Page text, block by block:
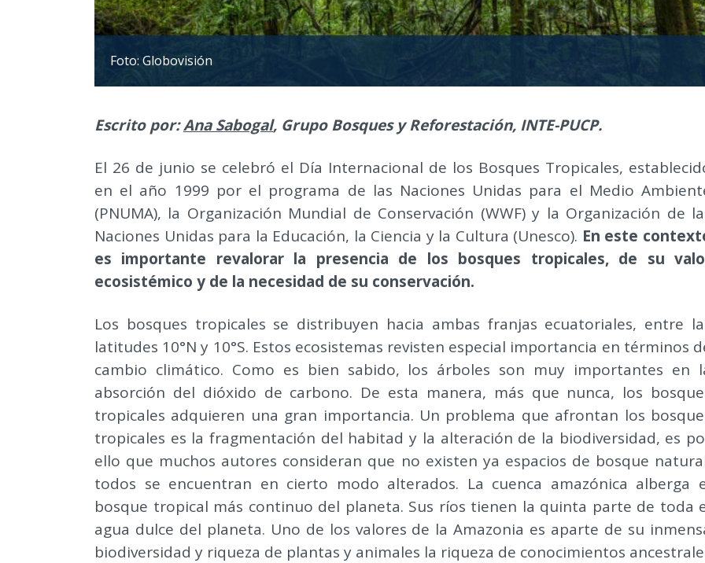
Foto: Globovisión
Escrito por:Ana Sabogal, Grupo Bosques y Reforestación, INTE-PUCP.
El 26 de junio se celebró el Día Internacional de los Bosques Tropicales,
en el año 1999 por el programa de las Naciones Unidas para el Medio
(PNUMA), la Organización Mundial de Conservación (WWF) y la Organización de
Naciones Unidas para la Educación, la Ciencia y la Cultura (Unesco). En este
es importante revalorar la presencia de los bosques tropicales, de su
ecosistémico y de la necesidad de su conservación.
Los bosques tropicales se distribuyen hacia ambas franjas ecuatoriales, entre
latitudes 10°N y 10°S. Estos ecosistemas revisten especial importancia en términos
cambio climático. Como es bien sabido, los árboles son muy importantes en
absorción del dióxido de carbono. De esta manera, más que nunca, los
tropicales adquieren una gran importancia. Un problema que afrontan los
tropicales es la fragmentación del habitad y la alteración de la biodiversidad, es
ello que muchos autores consideran que no existen ya espacios de bosque
todos se encuentran en cierto modo alterados. La cuenca amazónica alberga
bosque tropical más continuo del planeta. Sus ríos tienen la quinta parte de toda
agua dulce del planeta. Uno de los valores de la Amazonia es aparte de su
biodiversidad y riqueza de plantas y animales la riqueza de conocimientos